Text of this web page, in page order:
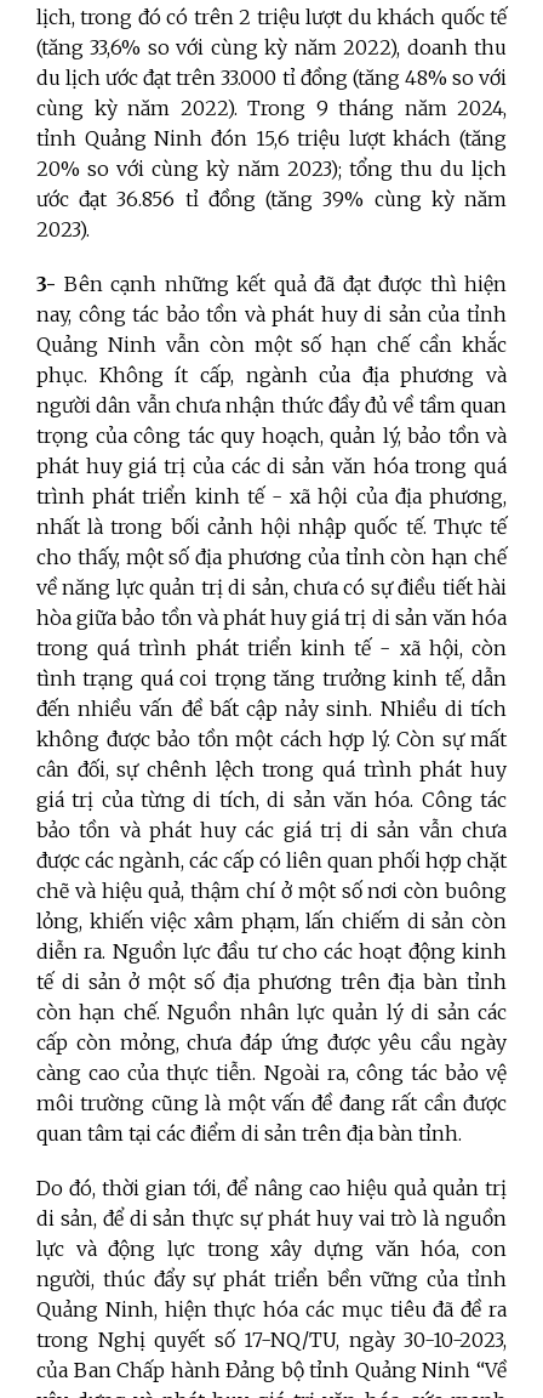
lịch, trong đó có trên 2 triệu lượt du khách quốc tế
(tăng 33,6% so với cùng kỳ năm 2022), doanh thu
du lịch ước đạt trên 33.000 tỉ đồng (tăng 48% so với
cùng kỳ năm 2022). Trong 9 tháng năm 2024,
tỉnh Quảng Ninh đón 15,6 triệu lượt khách (tăng
20% so với cùng kỳ năm 2023); tổng thu du lịch
ước đạt 36.856 tỉ đồng (tăng 39% cùng kỳ năm
2023).
3- Bên cạnh những kết quả đã đạt được thì hiện
nay, công tác bảo tồn và phát huy di sản của tỉnh
Quảng Ninh vẫn còn một số hạn chế cần khắc
phục. Không ít cấp, ngành của địa phương và
người dân vẫn chưa nhận thức đầy đủ về tầm quan
trọng của công tác quy hoạch, quản lý, bảo tồn và
phát huy giá trị của các di sản văn hóa trong quá
trình phát triển kinh tế - xã hội của địa phương,
nhất là trong bối cảnh hội nhập quốc tế. Thực tế
cho thấy, một số địa phương của tỉnh còn hạn chế
về năng lực quản trị di sản, chưa có sự điều tiết hài
hòa giữa bảo tồn và phát huy giá trị di sản văn hóa
trong quá trình phát triển kinh tế - xã hội, còn
tình trạng quá coi trọng tăng trưởng kinh tế, dẫn
đến nhiều vấn đề bất cập nảy sinh. Nhiều di tích
không được bảo tồn một cách hợp lý. Còn sự mất
cân đối, sự chênh lệch trong quá trình phát huy
giá trị của từng di tích, di sản văn hóa. Công tác
bảo tồn và phát huy các giá trị di sản vẫn chưa
được các ngành, các cấp có liên quan phối hợp chặt
chẽ và hiệu quả, thậm chí ở một số nơi còn buông
lỏng, khiến việc xâm phạm, lấn chiếm di sản còn
diễn ra. Nguồn lực đầu tư cho các hoạt động kinh
tế di sản ở một số địa phương trên địa bàn tỉnh
còn hạn chế. Nguồn nhân lực quản lý di sản các
cấp còn mỏng, chưa đáp ứng được yêu cầu ngày
càng cao của thực tiễn. Ngoài ra, công tác bảo vệ
môi trường cũng là một vấn đề đang rất cần được
quan tâm tại các điểm di sản trên địa bàn tỉnh.
Do đó, thời gian tới, để nâng cao hiệu quả quản trị
di sản, để di sản thực sự phát huy vai trò là nguồn
lực và động lực trong xây dựng văn hóa, con
người, thúc đẩy sự phát triển bền vững của tỉnh
Quảng Ninh, hiện thực hóa các mục tiêu đã đề ra
trong Nghị quyết số 17-NQ/TU, ngày 30-10-2023,
của Ban Chấp hành Đảng bộ tỉnh Quảng Ninh “Về